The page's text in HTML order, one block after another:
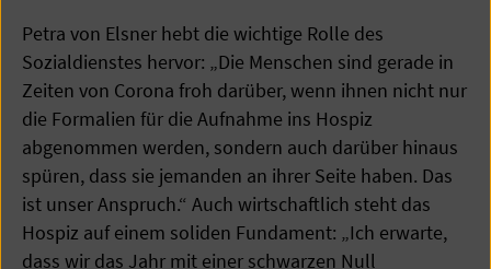
Petra von Elsner hebt die wichtige Rolle des
Sozialdienstes hervor: „Die Menschen sind gerade in
Zeiten von Corona froh darüber, wenn ihnen nicht nur
die Formalien für die Aufnahme ins Hospiz
abgenommen werden, sondern auch darüber hinaus
spüren, dass sie jemanden an ihrer Seite haben. Das
ist unser Anspruch.“ Auch wirtschaftlich steht das
Hospiz auf einem soliden Fundament: „Ich erwarte,
dass wir das Jahr mit einer schwarzen Null